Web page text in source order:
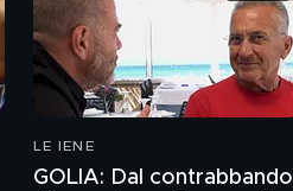
LE IENE
GOLIA: Dal contrabbando